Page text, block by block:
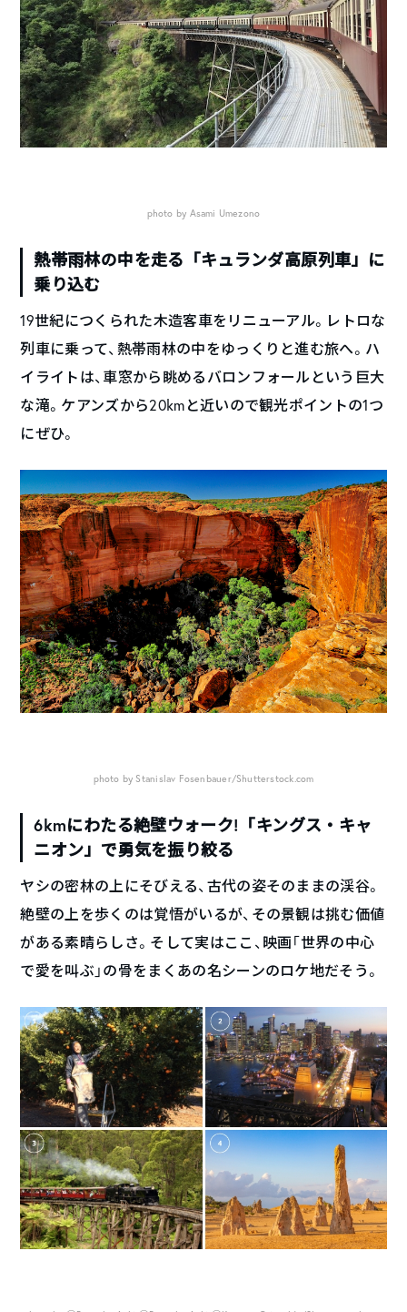
photo by Asami Umezono
熱帯雨林の中を走る「キュランダ高原列車」に
乗り込む
19世紀につくられた木造客車をリニューアル。レトロな
列車に乗って、熱帯雨林の中をゆっくりと進む旅へ。ハ
イライトは、車窓から眺めるバロンフォールという巨大
な滝。ケアンズから20kmと近いので観光ポイントの1つ
にぜひ。
photo by Stanislav Fosenbauer/Shutterstock.com
6kmにわたる絶壁ウォーク!「キングス・キャ
ニオン」で勇気を振り絞る
ヤシの密林の上にそびえる、古代の姿そのままの渓谷。
絶壁の上を歩くのは覚悟がいるが、その景観は挑む価値
がある素晴らしさ。そして実はここ、映画「世界の中心
で愛を叫ぶ」の骨をまくあの名シーンのロケ地だそう。